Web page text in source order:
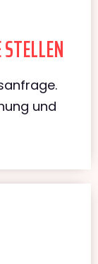
und